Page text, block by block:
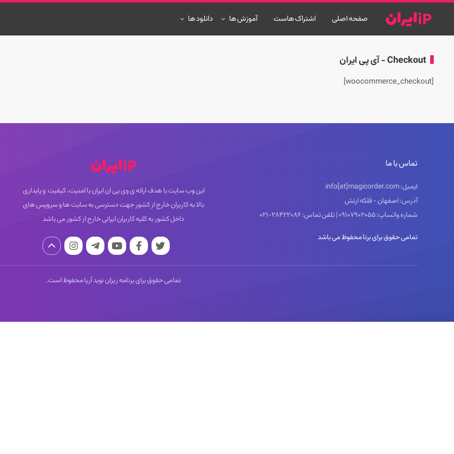
صفحه اصلی اشتراک هاست آموزش ها دانلود ها
Checkout - آی پی ایران
[woocommerce_checkout]
تماس با ما
ایمیل: info[at]magicorder.com
آدرس: اصفهان - فلکه ارتش
شماره واتساپ: 09107902055 | تلفن تماس: 28422086-021
تمامی حقوق برای برنا محفوظ می باشد
این وب سایت با هدف ارائه ی وی پی ان ایران با امنیت، کیفیت و پایداری
بالا به کاربران خارج از کشور جهت دسترسی به سایت ها و سرویس های
داخل کشور به کلیه کاربران ایرانی خارج از کشور می باشد
تمامی حقوق برای برنامه ریزان نوید آریا محفوظ است.